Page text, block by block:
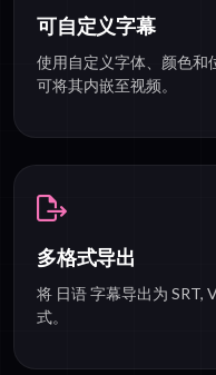
可自定义字幕
使用自定义字体、颜色和
可将其内嵌至视频。
多格式导出
将 日语 字幕导出为 SRT,
式。